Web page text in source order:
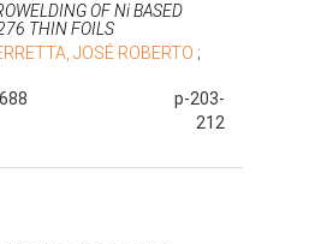
OF Ni BASED
THIN FOILS
JOSÉ ROBERTO ;
p-203-
212